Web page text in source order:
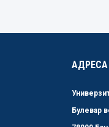
АДРЕСА
Булевар